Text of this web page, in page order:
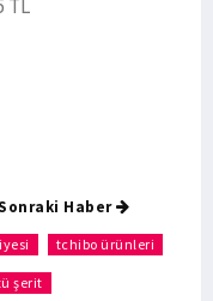
TL
Haber
tchibo ürünleri
şerit